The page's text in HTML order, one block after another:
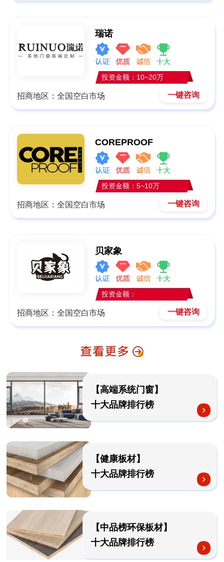
瑞诺
投资金额：10~20万
招商地区：全国空白市场 一键咨询
COREPROOF
投资金额：5~10万
招商地区：全国空白市场 一键咨询
贝家象
投资金额：
招商地区：全国空白市场 一键咨询
【高端系统门窗】
十大品牌排行榜
【健康板材】
十大品牌排行榜
【中品榜环保板材】
十大品牌排行榜